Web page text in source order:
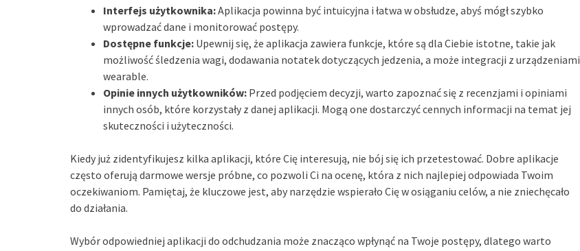
Interfejs użytkownika:Aplikacja powinna być intuicyjna i łatwa w obsłudze, abyś mógł szybko
wprowadzać dane i monitorować postępy.
Dostępne funkcje: Upewnij się, że aplikacja zawiera funkcje, które są dla Ciebie istotne, takie jak
możliwość śledzenia wagi, dodawania notatek dotyczących jedzenia, a może integracji z urządzeniami
wearable.
Opinie innych użytkowników: Przed podjęciem decyzji, warto zapoznać się z recenzjami i opiniami
innych osób, które korzystały z danej aplikacji. Mogą one dostarczyć cennych informacji na temat jej
skuteczności i użyteczności.
Kiedy już zidentyfikujesz kilka aplikacji, które Cię interesują, nie bój się ich przetestować. Dobre aplikacje
często oferują darmowe wersje próbne, co pozwoli Ci na ocenę, która z nich najlepiej odpowiada Twoim
oczekiwaniom. Pamiętaj, że kluczowe jest, aby narzędzie wspierało Cię w osiąganiu celów, a nie zniechęcało
do działania.
Wybór odpowiedniej aplikacji do odchudzania może znacząco wpłynąć na Twoje postępy, dlatego warto